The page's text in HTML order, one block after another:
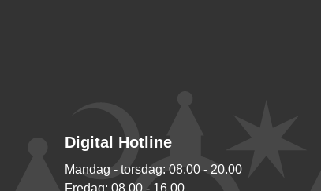
Digital Hotline
Mandag - torsdag: 08.00 - 20.00
Fredag: 08.00 - 16.00